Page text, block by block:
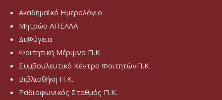
Ακαδημαϊκό Ημερολόγιο
Μητρώο ΑΠΕΛΛΑ
Δι@ύγεια
Φοιτητική Μέριμνα Π.Κ.
Συμβουλευτικό Κέντρο ΦοιτητώνΠ.Κ.
Βιβλιοθήκη Π.Κ.
Ραδιοφωνικός Σταθμός Π.Κ.